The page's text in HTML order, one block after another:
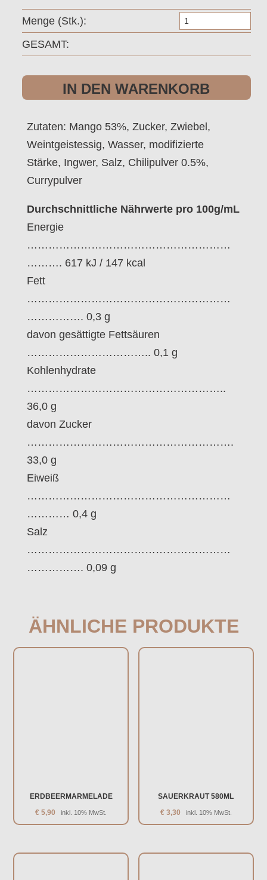
aus
Stk.
IN DEN WARENKORB
GESAMT:
Zutaten: Mango 53%, Zucker, Zwiebel,
Weintgeistessig, Wasser, modifizierte
Stärke, Ingwer, Salz, Chilipulver 0.5%,
Currypulver
Durchschnittliche Nährwerte pro 100g/mL
Energie
…………………………………………………
………. 617 kJ / 147 kcal
Fett
…………………………………………………
……………. 0,3 g
davon gesättigte Fettsäuren
…………………………….. 0,1 g
Kohlenhydrate
………………………………………………..
36,0 g
davon Zucker
………………………………………………….
33,0 g
Eiweiß
…………………………………………………
………… 0,4 g
Salz
…………………………………………………
……………. 0,09 g
ÄHNLICHE PRODUKTE
ERDBEERMARMELADE
€ 5,90 inkl. 10% MwSt.
SAUERKRAUT 580ML
€3,30 inkl. 10% MwSt.